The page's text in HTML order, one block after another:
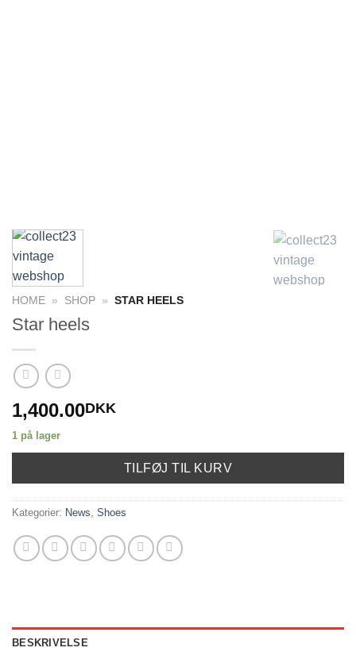
HOME » SHOP » STAR HEELS
Star heels
1,400.00DKK
1 på lager
TILFØJ TIL KURV
Kategorier: News, Shoes
BESKRIVELSE